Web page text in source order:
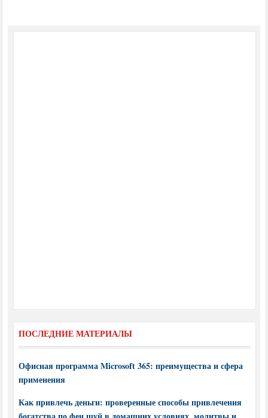
ПОСЛЕДНИЕ МАТЕРИАЛЫ
Офисная программа Microsoft 365: преимущества и сфера
применения
Как привлечь деньги: проверенные способы привлечения